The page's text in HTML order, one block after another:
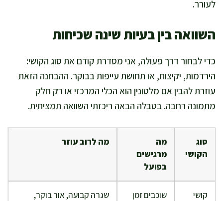
לעורר.
השוואה בין בעיות שינה שכיחות
כדי לבחור דרך פעולה, אני מסדרת קודם את סוג הקושי:
הירדמות, יקיצות, או תחושת עייפות בבוקר. ההבחנה הזאת
עוזרת להבין אם מלטונין הוא הכלי המרכזי או רק חלק
מתמונה רחבה. בטבלה הבאה ריכזתי השוואה תמציתית.
סוג
הקושי
מה
מרגישים
בפועל
מה לרוב עוזר
קושי
שוכבים זמן
שגרה קבועה, אור בוקר,